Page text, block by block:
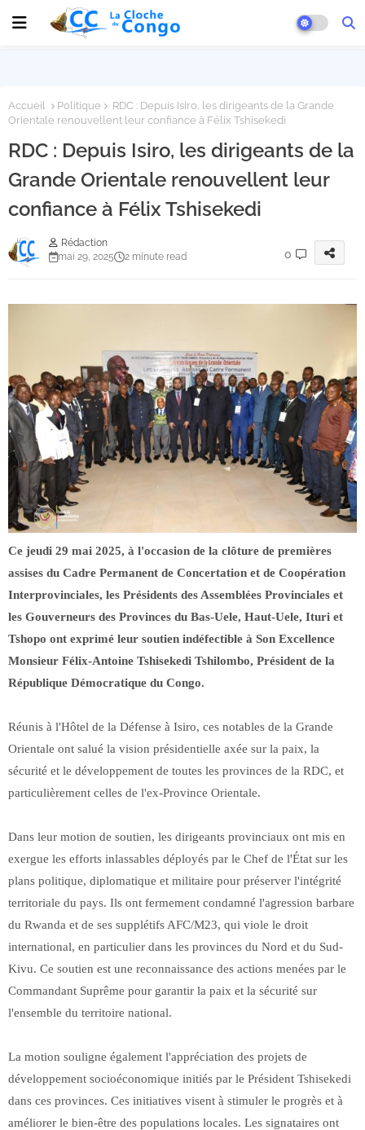
Accueil Politique
RDC : Depuis Isiro, les dirigeants de la Grande
Orientale renouvellent leur confiance à Félix Tshisekedi
RDC : Depuis Isiro, les dirigeants de la
Grande Orientale renouvellent leur
confiance à Félix Tshisekedi
Rédaction
mai 29, 2025
2 minute read 0
Ce jeudi 29 mai 2025, à l'occasion de la clôture de premières
assises du Cadre Permanent de Concertation et de Coopération
Interprovinciales, les Présidents des Assemblées Provinciales et
les Gouverneurs des Provinces du Bas-Uele, Haut-Uele, Ituri et
Tshopo ont exprimé leur soutien indéfectible à Son Excellence
Monsieur Félix-Antoine Tshisekedi Tshilombo, Président de la
République Démocratique du Congo.
Réunis à l'Hôtel de la Défense à Isiro, ces notables de la Grande
Orientale ont salué la vision présidentielle axée sur la paix, la
sécurité et le développement de toutes les provinces de la RDC, et
particulièrement celles de l'ex-Province Orientale.
Dans leur motion de soutien, les dirigeants provinciaux ont mis en
exergue les efforts inlassables déployés par le Chef de l'État sur les
plans politique, diplomatique et militaire pour préserver l'intégrité
territoriale du pays. Ils ont fermement condamné l'agression barbare
du Rwanda et de ses supplétifs AFC/M23, qui viole le droit
international, en particulier dans les provinces du Nord et du Sud-
Kivu. Ce soutien est une reconnaissance des actions menées par le
Commandant Suprême pour garantir la paix et la sécurité sur
l'ensemble du territoire national.
La motion souligne également l'appréciation des projets de
développement socioéconomique initiés par le Président Tshisekedi
dans ces provinces. Ces initiatives visent à stimuler le progrès et à
améliorer le bien-être des populations locales. Les signataires ont